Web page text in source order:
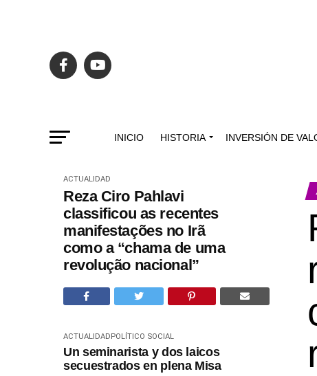
INICIO HISTORIA INVERSIÓN DE
ACTUALIDAD
Reza Ciro Pahlavi
classificou as recentes
manifestações no Irã
como a “chama de uma
revolução nacional”
ACTUALIDADPOLÍTICO SOCIAL
Un seminarista y dos laicos
secuestrados en plena Misa